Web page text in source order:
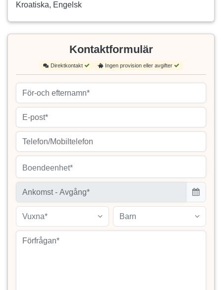
Kroatiska, Engelsk
Kontaktformulär
Direktkontakt Ingen provision eller avgifter
Boendeenhet*
Vuxna* Barn